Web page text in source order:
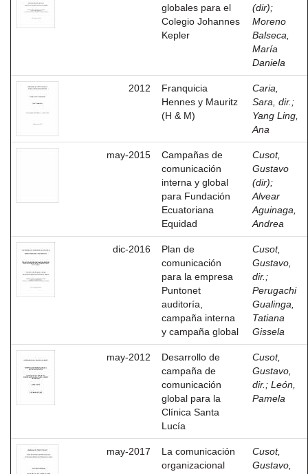
globales para el
Colegio Johannes
Kepler
(dir);
Moreno
Balseca,
María
Daniela
2012
Franquicia
Hennes y Mauritz
(H & M)
Caria,
Sara, dir. ;
Yang Ling,
Ana
may-2015
Campañas de
comunicación
interna y global
para Fundación
Ecuatoriana
Equidad
Cusot,
Gustavo
(dir);
Alvear
Aguinaga,
Andrea
dic-2016
Plan de
comunicación
para la empresa
Puntonet
auditoría,
campaña interna
y campaña global
Cusot,
Gustavo,
dir. ;
Perugachi
Gualinga,
Tatiana
Gissela
may-2012
Desarrollo de
campaña de
comunicación
global para la
Clínica Santa
Lucía
Cusot,
Gustavo,
dir. ; León,
Pamela
may-2017
La comunicación
organizacional
Cusot,
Gustavo,